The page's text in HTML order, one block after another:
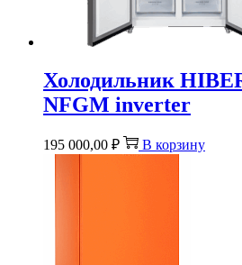
Холодильник
NFGM inverter
195 000,00 ₽ В корзину